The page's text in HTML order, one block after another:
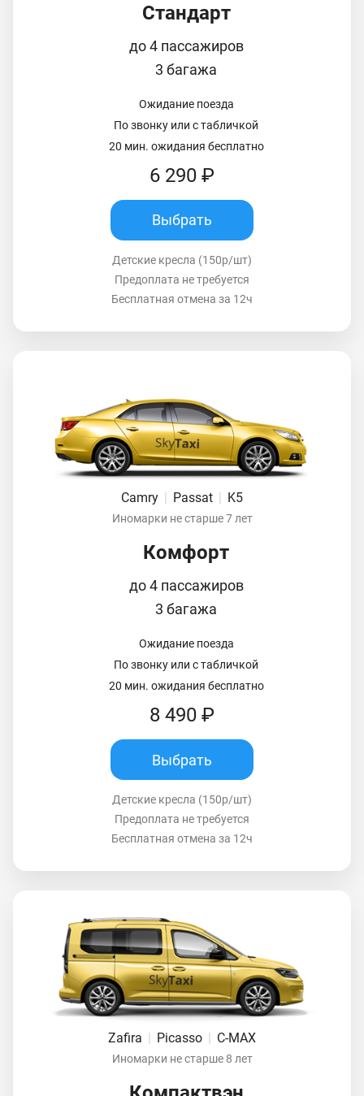
Стандарт
до 4 пассажиров
3 багажа
Ожидание поезда
По звонку или с табличкой
20 мин. ожидания бесплатно
6 290 ₽
Выбрать
Детские кресла (150р/шт)
Предоплата не требуется
Бесплатная отмена за 12ч
Camry Passat K5
Иномарки не старше 7 лет
Комфорт
до 4 пассажиров
3 багажа
Ожидание поезда
По звонку или с табличкой
20 мин. ожидания бесплатно
8 490 ₽
Выбрать
Детские кресла (150р/шт)
Предоплата не требуется
Бесплатная отмена за 12ч
Zafira | Picasso | C-MAX
Иномарки не старше 8 лет